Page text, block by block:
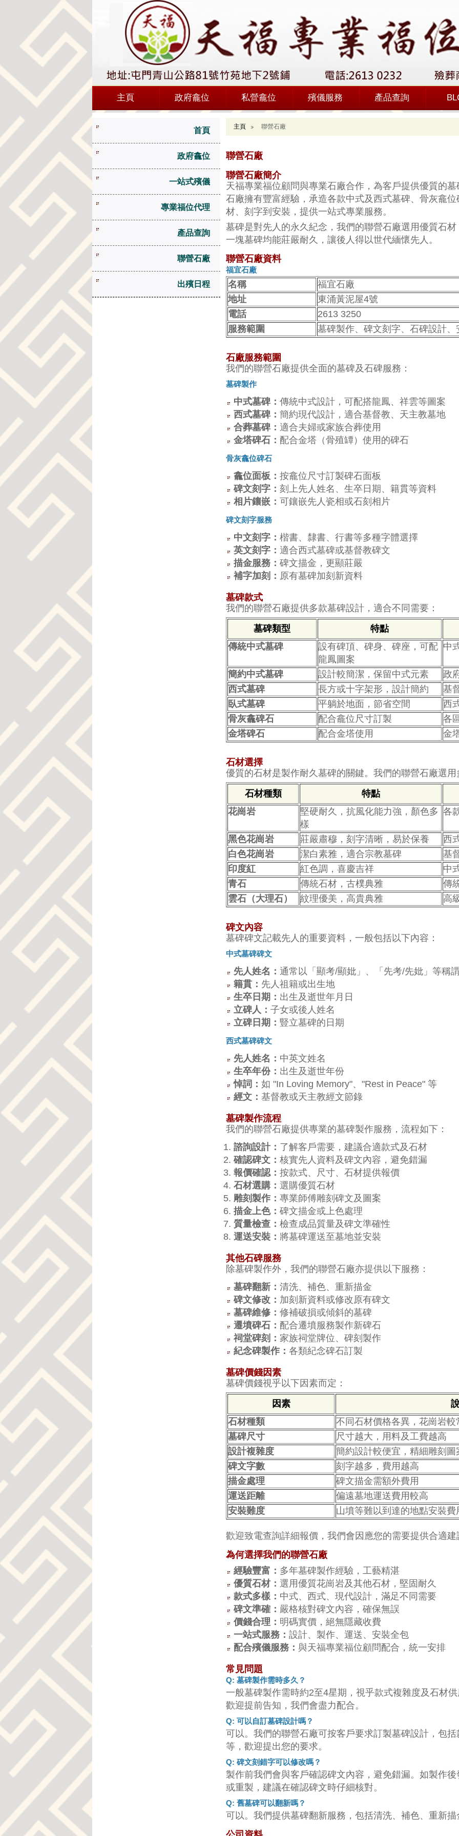
主頁 政府龕位 私營龕位 殯儀服務 產品查詢
首頁
政府龕位
一站式殯儀
專業福位代理
產品查詢
聯營石廠
出殯日程
主頁 聯營石廠
聯營石廠
聯營石廠簡介
天福專業福位顧問與專業石廠合作，為客戶提供優質的
石廠擁有豐富經驗，承造各款中式及西式墓碑、骨灰龕
材、刻字到安裝，提供一站式專業服務。
墓碑是對先人的永久紀念，我們的聯營石廠選用優質石
一塊墓碑均能莊嚴耐久，讓後人得以世代緬懷先人。
聯營石廠資料
福宜石廠
名稱
福宜石廠
地址
東涌黃泥屋4號
電話
2613 3250
服務範圍
墓碑製作、碑文刻字、石碑設計、
石廠服務範圍
我們的聯營石廠提供全面的墓碑及石碑服務：
墓碑製作
中式墓碑： 傳統中式設計，可配搭龍鳳、祥雲等圖案
西式墓碑： 簡約現代設計，適合基督教、天主教墓地
合葬墓碑： 適合夫婦或家族合葬使用
金塔碑石： 配合金塔（骨殖罈）使用的碑石
骨灰龕位碑石
龕位面板： 按龕位尺寸訂製碑石面板
碑文刻字： 刻上先人姓名、生卒日期、籍貫等資料
相片鑲嵌： 可鑲嵌先人瓷相或石刻相片
碑文刻字服務
中文刻字： 楷書、隸書、行書等多種字體選擇
英文刻字： 適合西式墓碑或基督教碑文
描金服務： 碑文描金，更顯莊嚴
補字加刻： 原有墓碑加刻新資料
墓碑款式
我們的聯營石廠提供多款墓碑設計，適合不同需要：
墓碑類型
特點
傳統中式墓碑
設有碑頂、碑身、碑座，可配
龍鳳圖案
中
簡約中式墓碑 設計較簡潔，保留中式元素
政
西式墓碑
長方或十字架形，設計簡約
基
臥式墓碑
平躺於地面，節省空間
西
骨灰龕碑石
配合龕位尺寸訂製
各
金塔碑石
配合金塔使用 金
石材選擇
優質的石材是製作耐久墓碑的關鍵。我們的聯營石廠選
石材種類
特點
花崗岩
堅硬耐久，抗風化能力強，顏色多
樣
各
黑色花崗岩 莊嚴肅穆，刻字清晰，易於保養
西
白色花崗岩
潔白素雅，適合宗教墓碑
基
印度紅
紅色調，喜慶吉祥
中
青石
傳統石材，古樸典雅
傳
雲石（大理石）
紋理優美，高貴典雅 高
碑文內容
墓碑碑文記載先人的重要資料，一般包括以下內容：
中式墓碑碑文
先人姓名： 通常以「顯考/顯妣」、「先考/先妣」等稱
籍貫： 先人祖籍或出生地
生卒日期： 出生及逝世年月日
立碑人： 子女或後人姓名
立碑日期： 豎立墓碑的日期
西式墓碑碑文
先人姓名： 中英文姓名
生卒年份： 出生及逝世年份
悼詞： 如 "In Loving Memory"、"Rest in Peace" 等
經文： 基督教或天主教經文節錄
墓碑製作流程
我們的聯營石廠提供專業的墓碑製作服務，流程如下：
諮詢設計： 了解客戶需要，建議合適款式及石材
確認碑文： 核實先人資料及碑文內容，避免錯漏
報價確認： 按款式、尺寸、石材提供報價
石材選購： 選購優質石材
雕刻製作： 專業師傅雕刻碑文及圖案
描金上色： 碑文描金或上色處理
質量檢查： 檢查成品質量及碑文準確性
運送安裝： 將墓碑運送至墓地並安裝
其他石碑服務
除墓碑製作外，我們的聯營石廠亦提供以下服務：
墓碑翻新： 清洗、補色、重新描金
碑文修改： 加刻新資料或修改原有碑文
墓碑維修： 修補破損或傾斜的墓碑
遷墳碑石： 配合遷墳服務製作新碑石
祠堂碑刻： 家族祠堂牌位、碑刻製作
紀念碑製作： 各類紀念碑石訂製
墓碑價錢因素
墓碑價錢視乎以下因素而定：
因素
石材種類
不同石材價格各異，花崗岩
墓碑尺寸
尺寸越大，用料及工費越高
設計複雜度
簡約設計較便宜，精細雕刻圖
碑文字數
刻字越多，費用越高
描金處理
碑文描金需額外費用
運送距離
偏遠墓地運送費用較高
安裝難度
山墳等難以到達的地點安裝費
歡迎致電查詢詳細報價，我們會因應您的需要提供合適建
為何選擇我們的聯營石廠
經驗豐富： 多年墓碑製作經驗，工藝精湛
優質石材： 選用優質花崗岩及其他石材，堅固耐久
款式多樣： 中式、西式、現代設計，滿足不同需要
碑文準確： 嚴格核對碑文內容，確保無誤
價錢合理： 明碼實價，絕無隱藏收費
一站式服務： 設計、製作、運送、安裝全包
配合殯儀服務： 與天福專業福位顧問配合，統一安排
常見問題
Q: 墓碑製作需時多久？
一般墓碑製作需時約2至4星期，視乎款式複雜度及石材
歡迎提前告知，我們會盡力配合。
Q: 可以自訂墓碑設計嗎？
可以。我們的聯營石廠可按客戶要求訂製墓碑設計，包
等，歡迎提出您的要求。
Q: 碑文刻錯字可以修改嗎？
製作前我們會與客戶確認碑文內容，避免錯漏。如製作
或重製，建議在確認碑文時仔細核對。
Q: 舊墓碑可以翻新嗎？
可以。我們提供墓碑翻新服務，包括清洗、補色、重新